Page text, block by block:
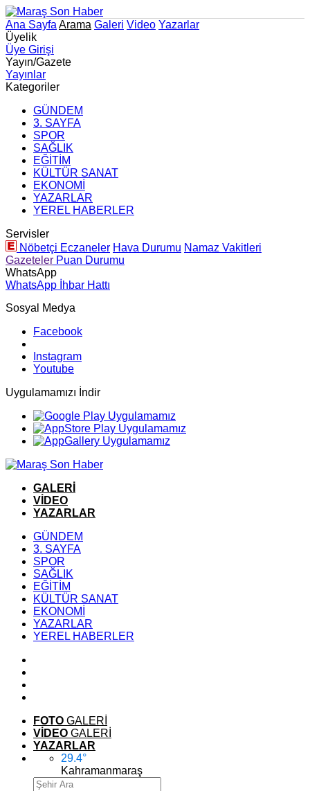
Ana Sayfa Arama Galeri Video Yazarlar
Üyelik
Üye Girişi
Yayın/Gazete
Yayınlar
Kategoriler
GÜNDEM
3. SAYFA
SPOR
SAĞLIK
EĞİTİM
KÜLTÜR SANAT
EKONOMİ
YAZARLAR
YEREL HABERLER
Servisler
Nöbetçi Eczaneler Hava Durumu Namaz Vakitleri
Gazeteler Puan Durumu
WhatsApp
WhatsApp İhbar Hattı
Sosyal Medya
Facebook
Instagram
Youtube
Uygulamamızı İndir
GALERİ
VİDEO
YAZARLAR
GÜNDEM
3. SAYFA
SPOR
SAĞLIK
EĞİTİM
KÜLTÜR SANAT
EKONOMİ
YAZARLAR
YEREL HABERLER
FOTO GALERİ
VİDEO GALERİ
YAZARLAR
29.4°
Kahramanmaraş